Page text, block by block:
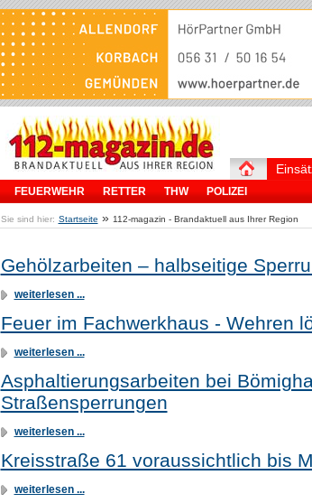
FEUERWEHR RETTER THW POLIZEI
Sie sind hier: Startseite » 112-magazin - Brandaktuell aus Ihrer Region
Gehölzarbeiten – halbseitige
weiterlesen ...
Feuer im Fachwerkhaus - Wehren
weiterlesen ...
Asphaltierungsarbeiten bei
Straßensperrungen
weiterlesen ...
Kreisstraße 61 voraussichtlich bis
weiterlesen ...